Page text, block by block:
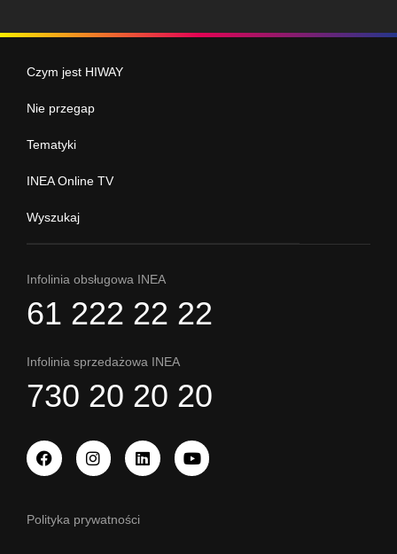
Czym jest HIWAY
Nie przegap
Tematyki
INEA Online TV
Wyszukaj
Infolinia obsługowa INEA
61 222 22 22
Infolinia sprzedażowa INEA
730 20 20 20
Polityka prywatności